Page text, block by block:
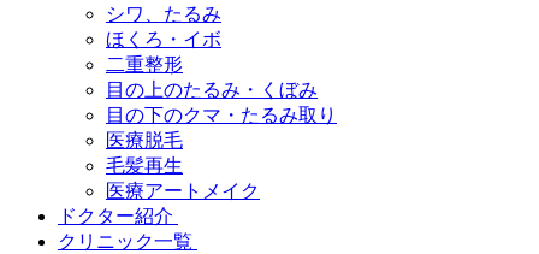
シワ、たるみ
ほくろ・イボ
二重整形
目の上のたるみ・くぼみ
目の下のクマ・たるみ取り
医療脱毛
毛髪再生
医療アートメイク
ドクター紹介
クリニック一覧